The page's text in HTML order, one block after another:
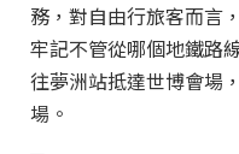
務，對自由行旅客而言
牢記不管從哪個地鐵路
往夢洲站抵達世博會場
場。